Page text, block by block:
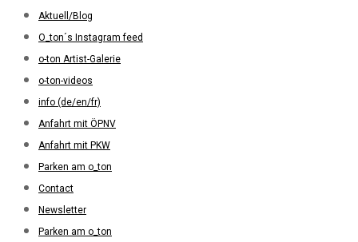
Aktuell/Blog
O_ton´s Instagram feed
o-ton Artist-Galerie
o-ton-videos
info (de/en/fr)
Anfahrt mit ÖPNV
Anfahrt mit PKW
Parken am o_ton
Contact
Newsletter
Parken am o_ton